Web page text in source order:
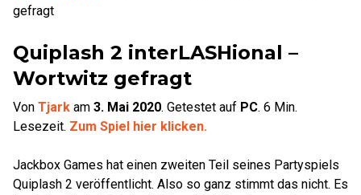
gefragt
Quiplash 2 interLASHional –
Wortwitz gefragt
Von Tjark am 3. Mai 2020. Getestet auf PC. 6 Min.
Lesezeit. Zum Spiel hier klicken.
Jackbox Games hat einen zweiten Teil seines Partyspiels
Quiplash 2 veröffentlicht. Also so ganz stimmt das nicht. Es